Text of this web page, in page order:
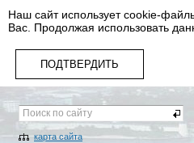
Наш сайт использует cookie-
Вас. Продолжая использовать
ПОДТВЕРДИТЬ
карта сайта